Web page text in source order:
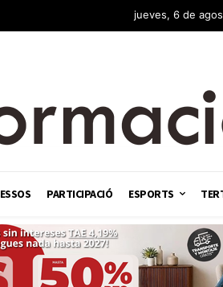
jueves, 6 de
PARTICIPACIÓ ESPORTS